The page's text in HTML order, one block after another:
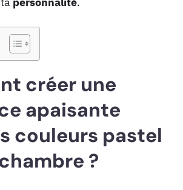
créer une
apaisante
couleurs pastel
?